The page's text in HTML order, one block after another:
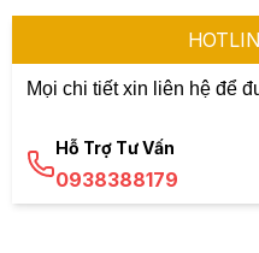
Mọi chi tiết xin liên hệ để
Hỗ Trợ Tư Vấn
0938388179